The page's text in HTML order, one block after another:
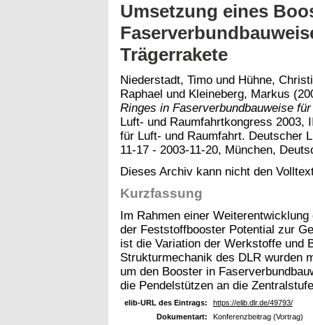
Umsetzung eines
Trägerrakete
Niederstadt, Timo und Hühne,
Raphael und Kleineberg, Markus
Ringes in Faserverbundbauweise
Luft- und Raumfahrtkongress 2003,
für Luft- und Raumfahrt. Deutscher
11-17 - 2003-11-20, München,
Dieses Archiv kann nicht den
Kurzfassung
Im Rahmen einer
der Feststoffbooster Potential zur
ist die Variation der Werkstoffe und
Strukturmechanik des DLR wurden
um den Booster in
die Pendelstützen an die
elib-URL des Eintrags:
https://elib.dlr.de/49793/
Dokumentart:
Konferenzbeitrag (Vortrag)